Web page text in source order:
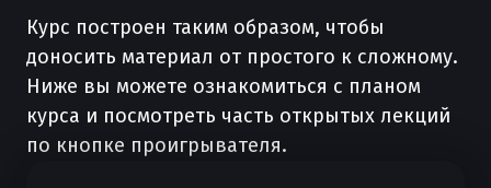
Курс построен таким образом, чтобы
доносить материал от простого к сложному.
Ниже вы можете ознакомиться с планом
курса и посмотреть часть открытых лекций
по кнопке проигрывателя.